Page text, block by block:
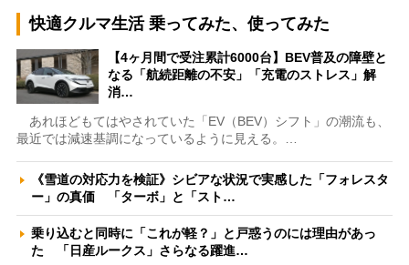
快適クルマ生活 乗ってみた、使ってみた
【4ヶ月間で受注累計6000台】BEV普及の障壁と
なる「航続距離の不安」「充電のストレス」解
消…
あれほどもてはやされていた「EV（BEV）シフト」の潮流も、
最近では減速基調になっているように見える。…
《雪道の対応力を検証》シビアな状況で実感した「フォレスタ
ー」の真価 「ターボ」と「スト…
乗り込むと同時に「これが軽？」と戸惑うのには理由があっ
た 「日産ルークス」さらなる躍進…